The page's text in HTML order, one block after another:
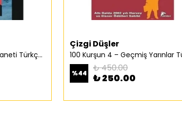
100 Kurşun 3 - Baba Emaneti Türkçe Çizgi Roman
Çizgi Düşler
%44 ₺ 450.00
₺ 250.00